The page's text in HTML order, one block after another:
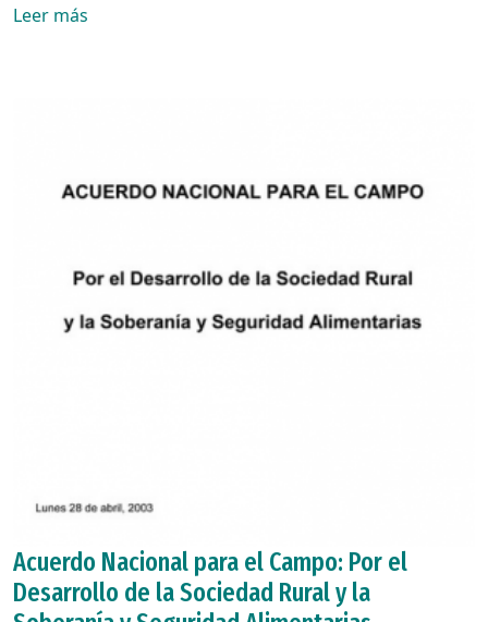
Leer más
Acuerdo Nacional para el Campo: Por el
Desarrollo de la Sociedad Rural y la